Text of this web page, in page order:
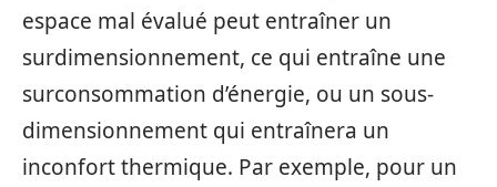
espace mal évalué peut entraîner un
surdimensionnement, ce qui entraîne une
surconsommation d’énergie, ou un sous-
dimensionnement qui entraînera un
inconfort thermique. Par exemple, pour un